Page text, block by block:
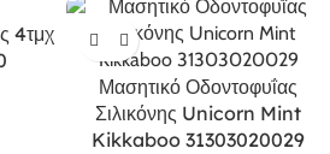
4τμχ
Μασητικό Οδοντοφυΐας
Σιλικόνης Unicorn Mint
Kikkaboo 31303020029